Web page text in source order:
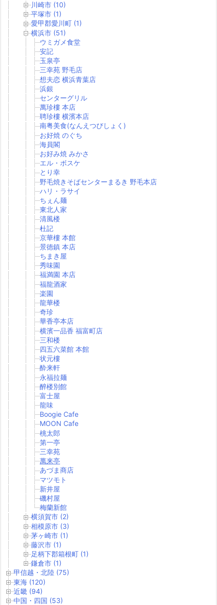
川崎市 (10)
平塚市 (1)
愛甲郡愛川町 (1)
横浜市 (51)
ウミガメ食堂
安記
玉泉亭
三幸苑 野毛店
想夫恋 横浜青葉店
浜銀
センターグリル
萬珍樓 本店
聘珍樓 横濱本店
南粤美食(なんえつびしょく)
お好焼 のぐち
海員閣
お好み焼 みかさ
エル・ボスケ
とり幸
野毛焼きそばセンターまるき 野毛本店
ハリ・ラサイ
ちぇん麺
東北人家
清風楼
杜記
京華樓 本館
景徳鎮 本店
ちまき屋
秀味園
福満園 本店
福龍酒家
楽園
龍華楼
奇珍
華香亭本店
横濱一品香 福富町店
三和楼
四五六菜館 本館
状元樓
酔来軒
永福拉麺
醉楼別館
富士屋
龍味
Boogie Cafe
MOON Cafe
桃太郎
第一亭
三幸苑
萬来亭
あづま商店
マツモト
新井屋
磯村屋
梅蘭新館
横須賀市 (2)
相模原市 (3)
茅ヶ崎市 (1)
藤沢市 (1)
足柄下郡箱根町 (1)
鎌倉市 (1)
甲信越・北陸 (75)
東海 (120)
近畿 (94)
中国・四国 (53)